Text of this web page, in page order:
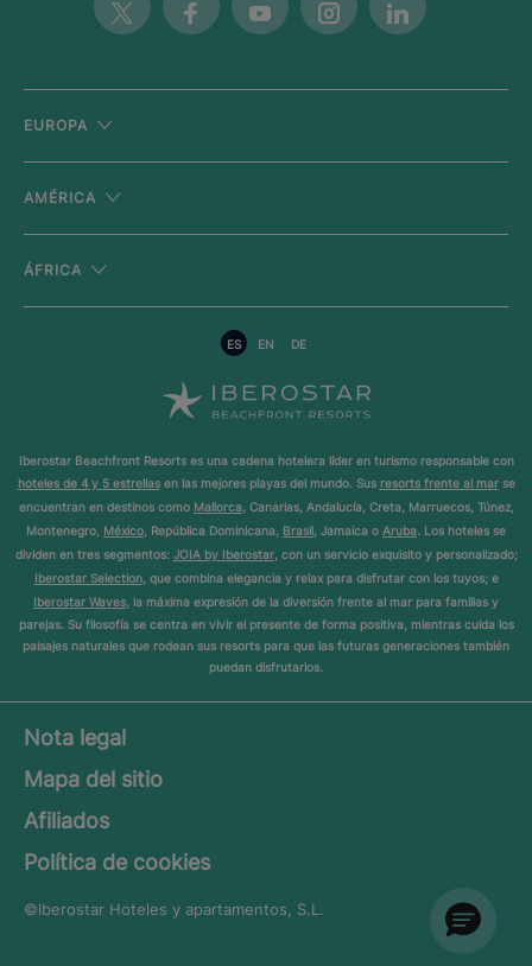
Twitter FacebookYoutubeInstagramLinkedin
EUROPA
AMÉRICA
ÁFRICA
ES EN DE
Iberostar Beachfront Resorts es una cadena hotelera líder en turismo responsable con
hoteles de 4 y 5 estrellasen las mejores playas del mundo. Sus resorts frente al marse
encuentran en destinos como Mallorca, Canarias, Andalucía, Creta, Marruecos, Túnez,
Montenegro, México, República Dominicana, Brasil, Jamaica o Aruba. Los hoteles se
dividen en tres segmentos: JOIA by Iberostar, con un servicio exquisito y personalizado;
Iberostar Selection, que combina elegancia y relax para disfrutar con los tuyos; e
Iberostar Waves, la máxima expresión de la diversión frente al mar para familias y
parejas. Su filosofía se centra en vivir el presente de forma positiva, mientras cuida los
paisajes naturales que rodean sus resorts para que las futuras generaciones también
puedan disfrutarlos.
Nota legal
Mapa del sitio
Afiliados
Política de cookies
©Iberostar Hoteles y apartamentos, S.L.